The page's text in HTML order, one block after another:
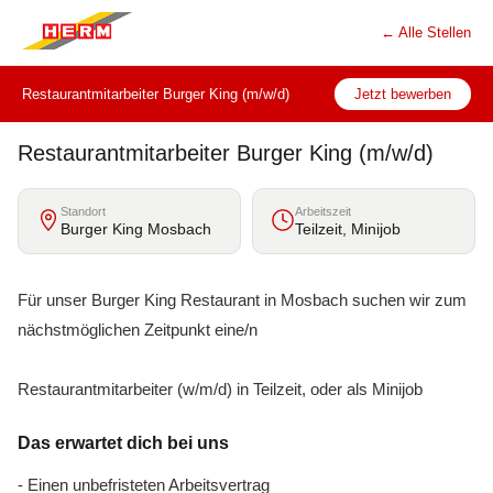
← Alle Stellen
Restaurantmitarbeiter Burger King (m/w/d) Jetzt bewerben
Restaurantmitarbeiter Burger King (m/w/d)
Standort
Burger King Mosbach
Arbeitszeit
Teilzeit, Minijob
Für unser Burger King Restaurant in Mosbach suchen wir zum
nächstmöglichen Zeitpunkt eine/n
Restaurantmitarbeiter (w/m/d) in Teilzeit, oder als Minijob
Das erwartet dich bei uns
- Einen unbefristeten Arbeitsvertrag